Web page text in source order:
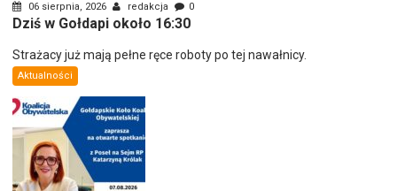
06 sierpnia, 2026 redakcja 0
Dziś w Gołdapi około 16:30
Strażacy już mają pełne ręce roboty po tej nawałnicy.
Aktualności